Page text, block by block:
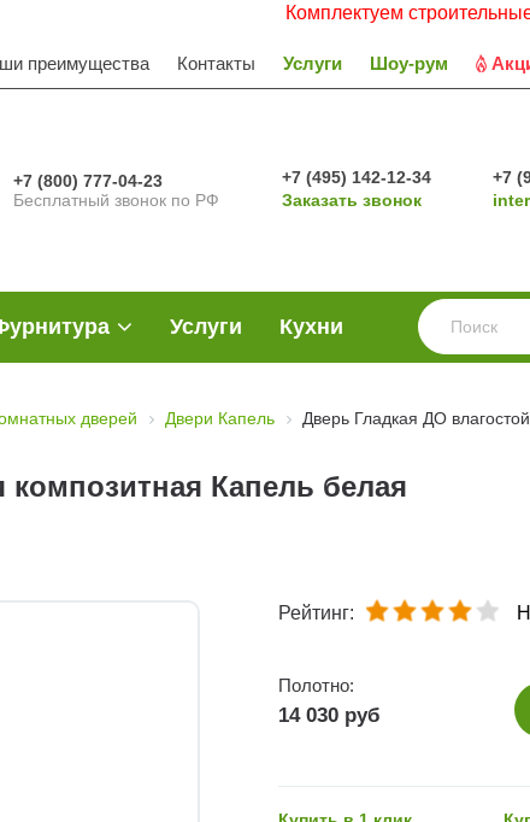
Комплектуем строительные
преимущества Контакты Услуги Шоу-рум
+7 (800) 777-04-23
Бесплатный звонок по РФ
+7 (495) 142-12-34
Заказать звонок
+7
Услуги Кухни
дверей Двери Капель Дверь Гладкая ДО
Капель белая
Рейтинг:
Полотно:
14 030 руб